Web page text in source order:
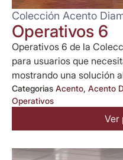
Colección Acento
Operativos 6
Operativos 6 de la
para usuarios que
mostrando una solución
Categorias Acento, Acento
Operativos
Ver